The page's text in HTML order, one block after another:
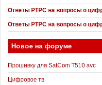
Ответы РТРС на вопросы о
Ответы РТРС на вопросы о
Новое на форуме
Прошивку для SatCom T510 avc
Цифровое тв